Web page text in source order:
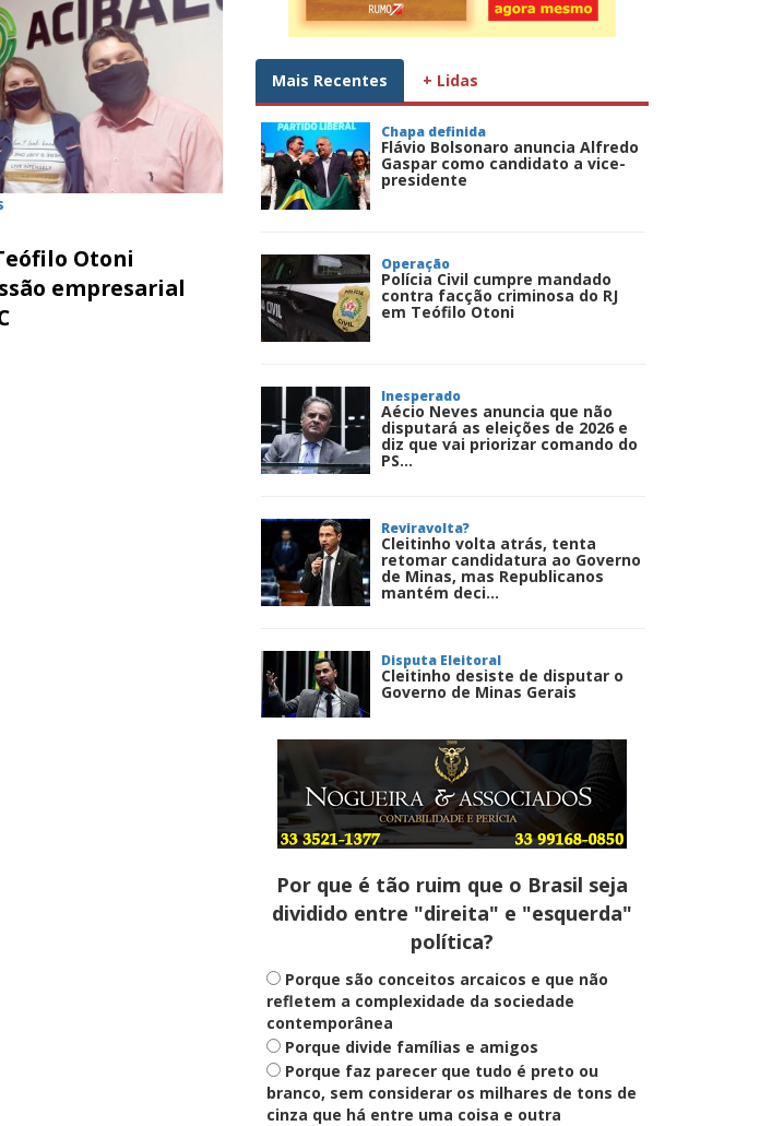
Otoni
empresarial
Mais Recentes + Lidas
Chapa definida
Flávio Bolsonaro anuncia Alfredo
Gaspar como candidato a vice-
presidente
Operação
Polícia Civil cumpre mandado
contra facção criminosa do RJ
em Teófilo Otoni
Inesperado
Aécio Neves anuncia que não
disputará as eleições de 2026 e
diz que vai priorizar comando do
PS...
Reviravolta?
Cleitinho volta atrás, tenta
retomar candidatura ao Governo
de Minas, mas Republicanos
mantém deci...
Disputa Eleitoral
Cleitinho desiste de disputar o
Governo de Minas Gerais
Entenda
Pix Pensão Alimentícia: entenda
o que é e como solicitar
Saúde Mental
Plataforma oferece escuta em
saúde mental para jovens no SUS
Digital
Definido
PT lança Patrus Ananias como
candidato ao governo de Minas
Gerais
Por que é tão ruim que o Brasil seja
dividido entre "direita" e "esquerda"
política?
Porque são conceitos arcaicos e que não
refletem a complexidade da sociedade
contemporânea
Porque divide famílias e amigos
Porque faz parecer que tudo é preto ou
branco, sem considerar os milhares de tons de
cinza que há entre uma coisa e outra